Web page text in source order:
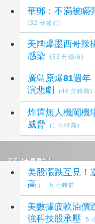
華郵：不滿被
(32 分鐘前)
美國爆墨西哥
感染
(33 分鐘前)
廣島原爆81週
演悲劇
(46 分鐘前)
炸彈無人機闖
威脅
(1 小時前)
延伸閱讀
美股漲跌互見！
高」
5 小時前
美數據疲軟油價
強科技股承壓
5